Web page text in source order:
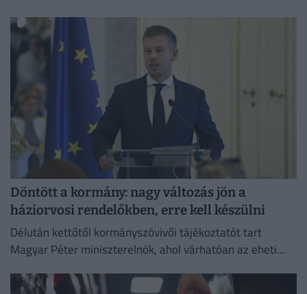
Döntött a kormány: nagy változás jön a
háziorvosi rendelőkben, erre kell készülni
Délután kettőtől kormányszóvivői tájékoztatót tart
Magyar Péter miniszterelnök, ahol várhatóan az eheti
kerül a fókuszba.